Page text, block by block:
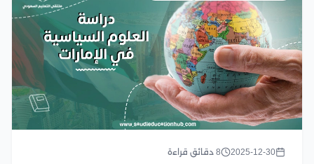
2025-12-30 8 دقائق قراءة